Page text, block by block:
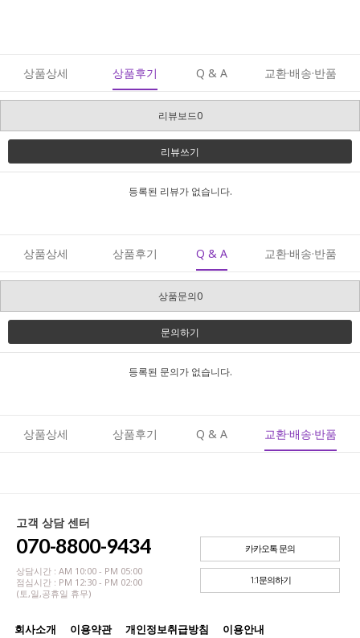
상품상세 상품후기 Q & A 교환·배송·반품
리뷰보드0
리뷰쓰기
등록된 리뷰가 없습니다.
상품상세 상품후기 Q & A 교환·배송·반품
상품문의0
문의하기
등록된 문의가 없습니다.
상품상세 상품후기 Q & A 교환·배송·반품
고객 상담 센터
070-8800-9434
상담시간 : AM 10:00 - PM 05:00
점심시간 : PM 12:30 - PM 02:00
(토,일,공휴일 휴무)
카카오톡 문의
1:1문의하기
회사소개 이용약관 개인정보취급방침 이용안내